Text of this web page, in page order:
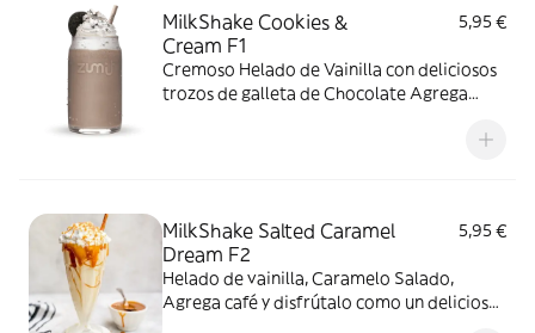
MilkShake Cookies &
Cream F1
5,95 €
Cremoso Helado de Vainilla con deliciosos
trozos de galleta de Chocolate Agrega
MilkShake Salted Caramel
Dream F2
5,95 €
Helado de vainilla, Caramelo Salado,
Agrega café y disfrútalo como un delicioso